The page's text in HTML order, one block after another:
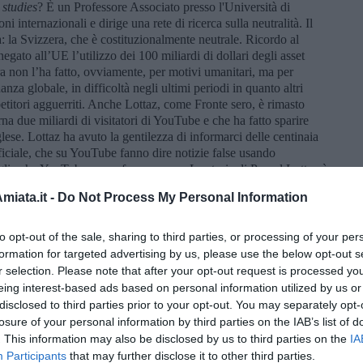
- Do Not Process My Personal Information
opt-out of the sale, sharing to third parties, or processing of your
for targeted advertising by us, please use the below opt-out
selection. Please note that after your opt-out request is processed
interest-based ads based on personal information utilized by us
to third parties prior to your opt-out. You may separately
of your personal information by third parties on the IAB’s list of
This information may also be disclosed by us to third parties on the
Participants that may further disclose it to other third parties.
? È un Professore Associato presso l'Università di
internazionali e dirige una rete di ricerca sulla neutralità. Il
la Svizzera, che è costituzionalmente neutrale. Ricordo al
all’UE l’utilizzo dei 100 miliardi di dollari degli asset
non l’ha fatto, ovviamente, per motivi umanitari, ma per
globale, in difficoltà negli ultimi periodi in quanto altri
agguerriti. Anche Lottaz, come Fronte sero, è rimasto
due miliardi di visitatori di YouTube e che ha fatto sparire
Lottaz ha avuto la gentilezza di informarci delle centinaia
che su YouTube fanno dire notizie false usando
che YouTube possa fare censura. La storia di Pascal Lottaz è
il proprio errore ed ha riammesso Neutrality Studies sul
bisogno di una società senza paura.
di Pascal Lottaz, Diesen sembra il vero obiettivo della
accusando YouTube di censura e ha continuato a
spostando parte della sua attività su altre piattaforme per
della nutrita schiera di blogger che sono stati bloccati in
parte di YouTube: l’intervista a Patrik Baab, un giornalista di
il libroPropaganda pressing: come i media e gli scrittori a